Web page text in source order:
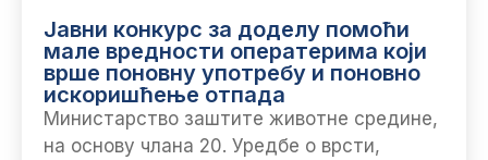
Jавни конкурс за доделу помоћи
мале вредности оператерима који
врше поновну употребу и поновно
искоришћење отпада
Министарство заштите животне средине,
на основу члана 20. Уредбе о врсти,